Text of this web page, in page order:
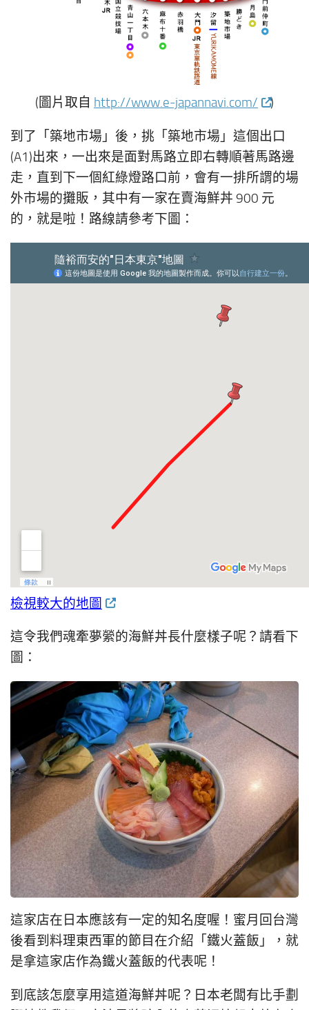
(圖片取自 http://www.e-japannavi.com/ )
到了「築地市場」後，挑「築地市場」這個出口
(A1)出來，一出來是面對馬路立即右轉順著馬路邊
走，直到下一個紅綠燈路口前，會有一排所謂的場
外市場的攤販，其中有一家在賣海鮮丼 900 元
的，就是啦！路線請參考下圖：
檢視較大的地圖
這令我們魂牽夢縈的海鮮丼長什麼樣子呢？請看下
圖：
這家店在日本應該有一定的知名度喔！蜜月回台灣
後看到料理東西軍的節目在介紹「鐵火蓋飯」，就
是拿這家店作為鐵火蓋飯的代表呢！
到底該怎麼享用這道海鮮丼呢？日本老闆有比手劃